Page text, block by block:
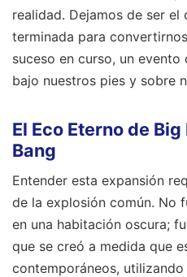
realidad. Dejamos de ser
terminada para
suceso en curso, un
bajo nuestros pies y sobre
El Eco Eterno de
Bang
Entender esta expansión
de la explosión común. No
en una habitación oscura;
que se creó a medida que
contemporáneos,